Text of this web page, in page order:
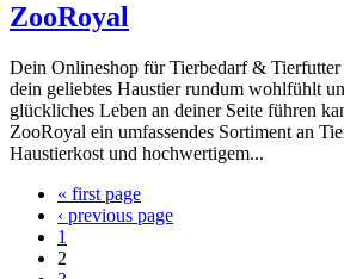
ZooRoyal
Dein Onlineshop für Tierbedarf &
dein geliebtes Haustier rundum wohlfühlt
glückliches Leben an deiner Seite führen
ZooRoyal ein umfassendes Sortiment an
Haustierkost und hochwertigem...
« first page
‹ previous page
1
2